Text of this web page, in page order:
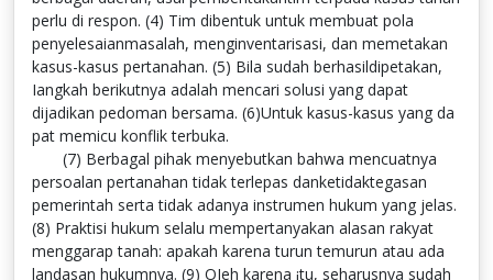
perlu di respon. (4) Tim dibentuk untuk membuat pola
penyelesaianmasalah, menginventarisasi, dan memetakan
kasus-kasus pertanahan. (5) Bila sudah berhasildipetakan,
Iangkah berikutnya adalah mencari solusi yang dapat
dijadikan pedoman bersama. (6)Untuk kasus-kasus yang da
pat memicu konflik terbuka.
(7) Berbagal pihak menyebutkan bahwa mencuatnya
persoalan pertanahan tidak terlepas danketidaktegasan
pemerintah serta tidak adanya instrumen hukum yang jelas.
(8) Praktisi hukum selalu mempertanyakan alasan rakyat
menggarap tanah: apakah karena turun temurun atau ada
landasan hukumnya. (9) OIeh karena ¡tu, seharusnya sudah